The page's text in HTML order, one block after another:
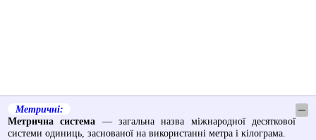
Метричні:
─
Метрична система — загальна назва міжнародної десяткової
системи одиниць, заснованої на використанні метра і кілограма.